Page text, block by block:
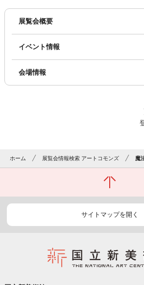
展覧会概要
イベント情報
会場情報
ホーム 展覧会情報検索 アートコモンズ 魔
サイトマップを開く